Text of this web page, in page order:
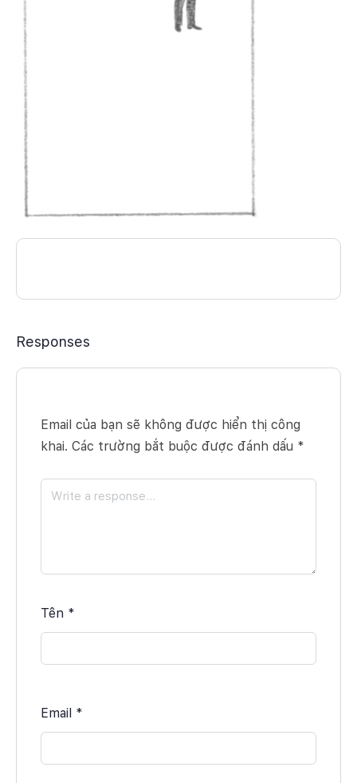
Responses
Email của bạn sẽ không được hiển thị công
khai. Các trường bắt buộc được đánh dấu *
Tên *
Email *